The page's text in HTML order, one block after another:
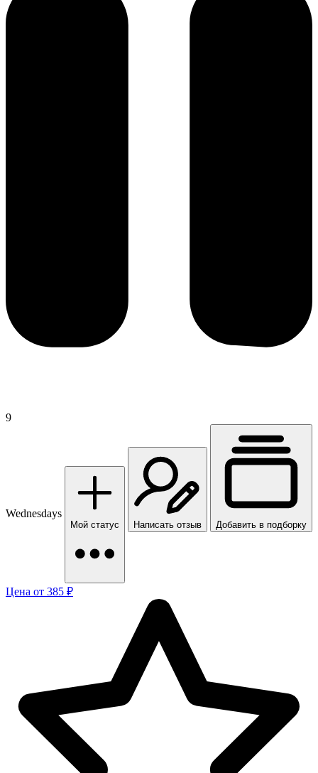
9
Wednesdays
Мой статус Написать отзыв Добавить в подборку
Цена от 385 ₽